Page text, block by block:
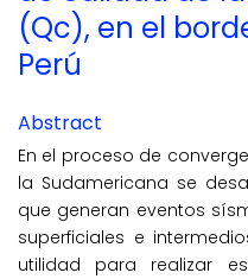
(Qc), en el
Perú
Abstract
En el proceso de
la Sudamericana se
que generan eventos
superficiales e
utilidad para realizar